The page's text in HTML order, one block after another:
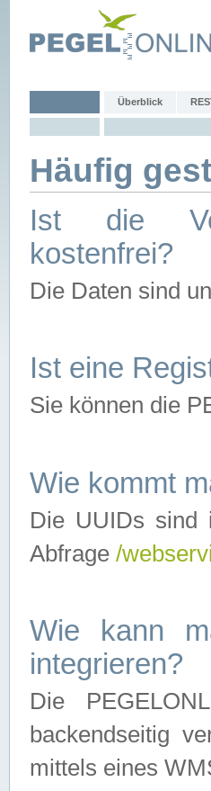
Überblick
Häufig
Ist die
kostenfrei?
Die Daten sind
Ist eine
Sie können die
Wie kommt
Die UUIDs sind
Abfrage /
Wie kann
integrieren?
Die
backendseitig
mittels eines